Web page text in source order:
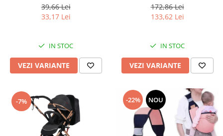
39,66 Lei
33,17 Lei
IN STOC
VEZI VARIANTE
172,86 Lei
133,62 Lei
IN STOC
VEZI VARIANTE
-7% -22% NOU